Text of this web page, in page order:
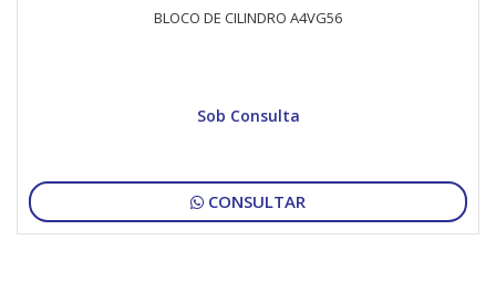
BLOCO DE CILINDRO A4VG56
Sob Consulta
CONSULTAR